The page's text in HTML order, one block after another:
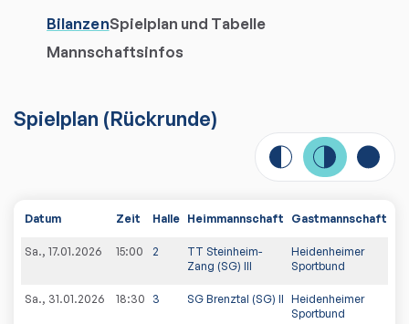
BilanzenSpielplan und Tabelle
Mannschaftsinfos
Spielplan (Rückrunde)
Datum Zeit Halle Heimmannschaft Gastmannschaft
Sa., 17.01.2026 15:00 2
TT Steinheim-
Zang (SG) III
Heidenheimer
Sportbund
Sa., 31.01.2026 18:30 3 SG Brenztal (SG) II Heidenheimer
Sportbund